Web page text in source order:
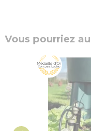
Vous pourriez